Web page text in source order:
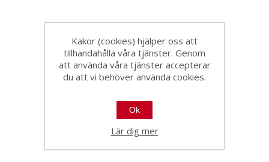
Svensk Decolitskiva/svärd
600mm
Kakor (cookies) hjälper oss att
tillhandahålla våra tjänster. Genom
att använda våra tjänster accepterar
du att vi behöver använda cookies.
Ok
Lär dig mer